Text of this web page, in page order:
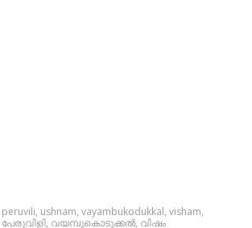
peruvili, ushnam, vayambukodukkal, visham,
പേരുവിളി, വയമ്പുകൊടുക്കല്‍, വിഷം